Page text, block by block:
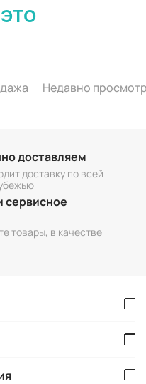
это
Недавно
доставляем
доставку по всей
сервисное
товары, в качестве